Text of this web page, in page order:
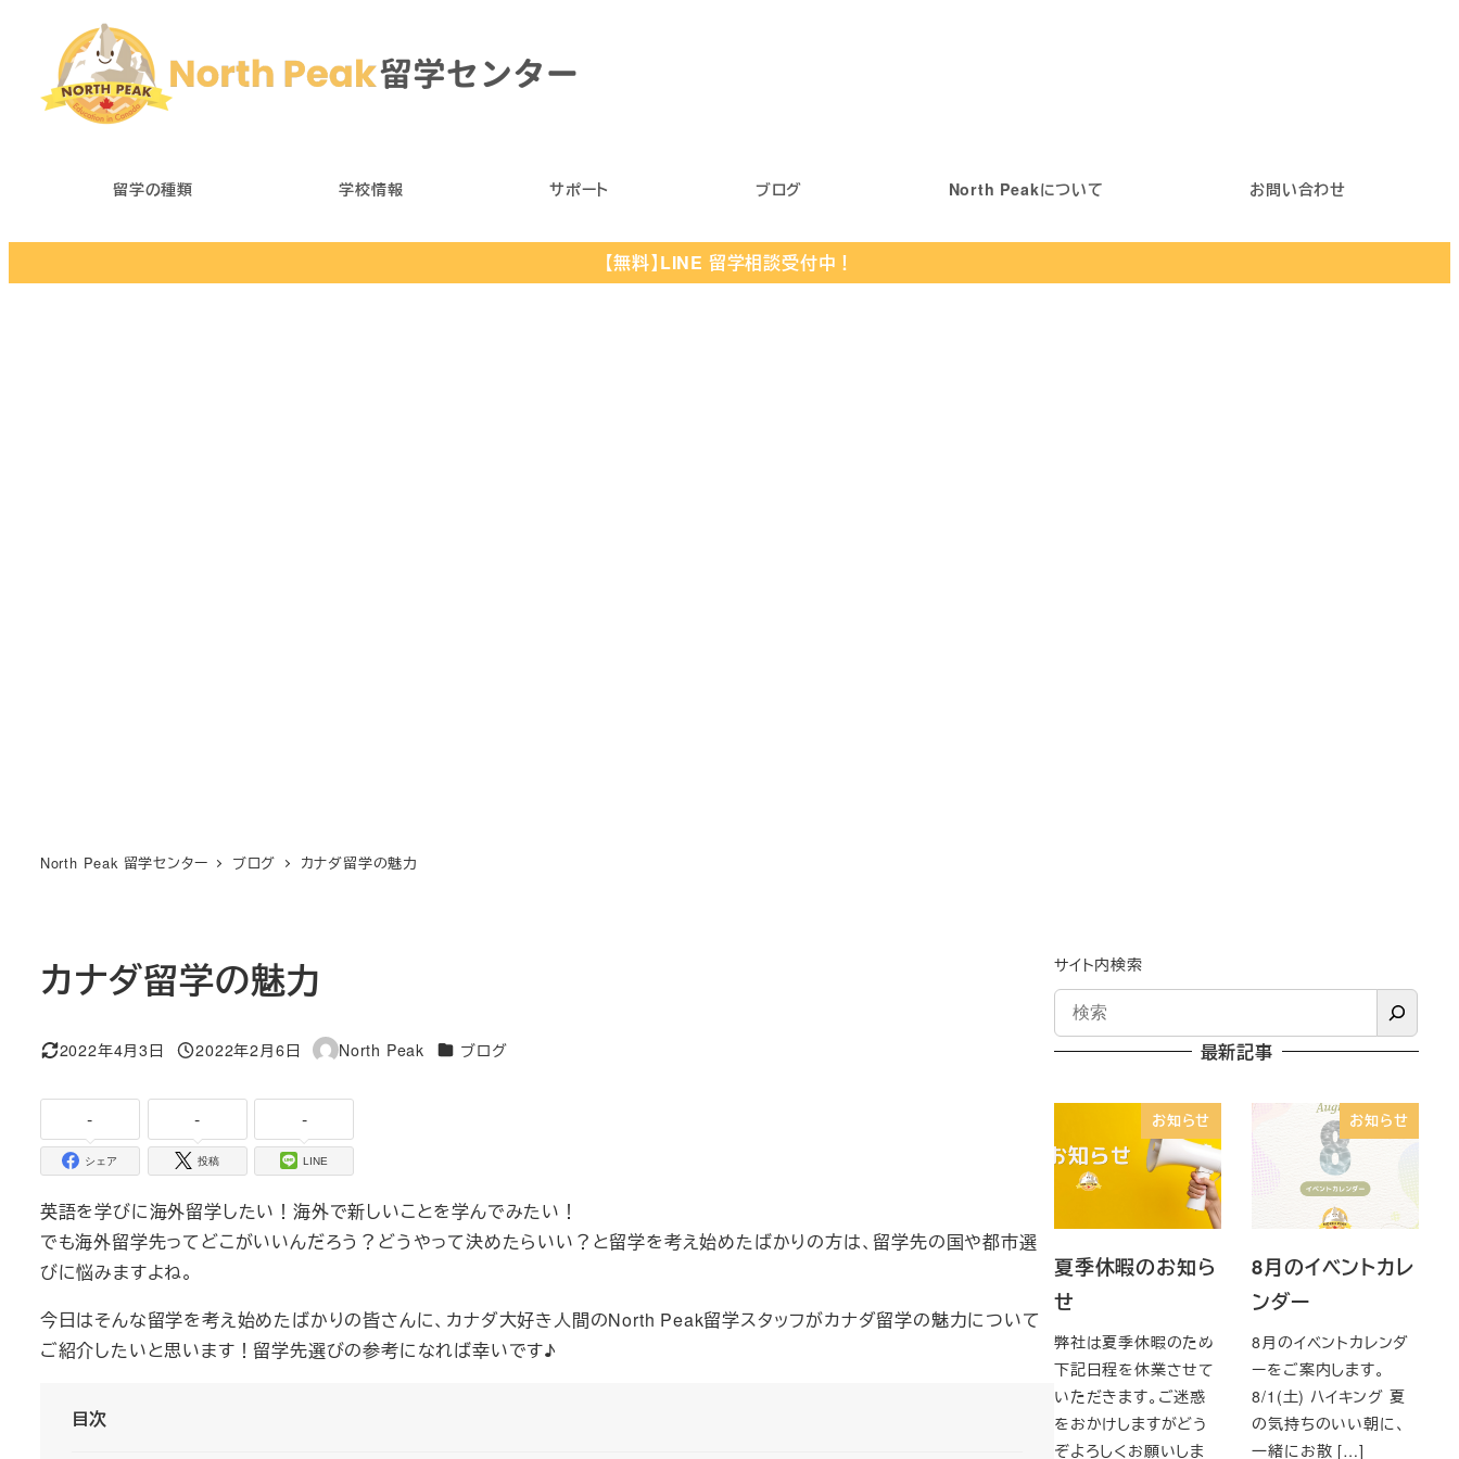
留学の種類 学校情報 サポート ブログ North Peakについて お問い合わせ
【無料】LINE 留学相談受付中！
North Peak 留学センター ブログ カナダ留学の魅力
カナダ留学の魅力
更新日
2022年4月3日
投稿日
2022年2月6日
著
North Peak カテゴリー
ブログ
-
シェア
-
投稿
-
LINE
英語を学びに海外留学したい！海外で新しいことを学んでみたい！
でも海外留学先ってどこがいいんだろう？どうやって決めたらいい？と留学を考え始めたばかりの方は、留学先の国や都市選
びに悩みますよね。
今日はそんな留学を考え始めたばかりの皆さんに、カナダ大好き人間のNorth Peak留学スタッフがカナダ留学の魅力について
ご紹介したいと思います！留学先選びの参考になれば幸いです♪
目次
サイト内検索
最新記事
お知らせ
夏季休暇のお知ら
せ
弊社は夏季休暇のため
下記日程を休業させて
いただきます。ご迷惑
をおかけしますがどう
ぞよろしくお願いしま
お知らせ
8月のイベントカレ
ンダー
8月のイベントカレンダ
ーをご案内します。
8/1(土) ハイキング 夏
の気持ちのいい朝に、
一緒にお散 […]